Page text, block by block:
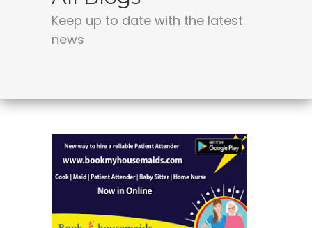
Keep up to date with the latest
news